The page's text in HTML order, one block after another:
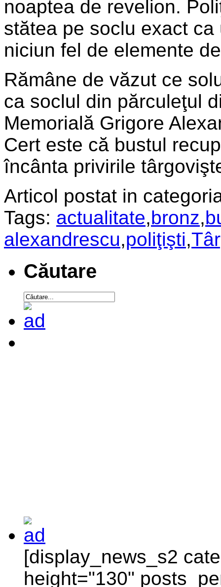
noaptea de revelion.
stătea pe soclu exact
niciun fel de elemente
Rămâne de văzut ce
ca soclul din părculeţul
Memorială Grigore
Cert este că bustul
încânta privirile
Articol postat in
Tags: actualitate,bronz,
alexandrescu,poliţişti,
Căutare
[display_news_s2
height="130"